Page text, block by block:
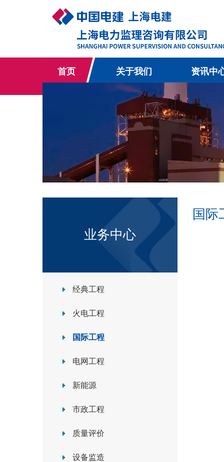
首页 关于我们 资讯中
业务中心
经典工程
火电工程
国际工程
电网工程
新能源
市政工程
质量评价
设备监造
国际